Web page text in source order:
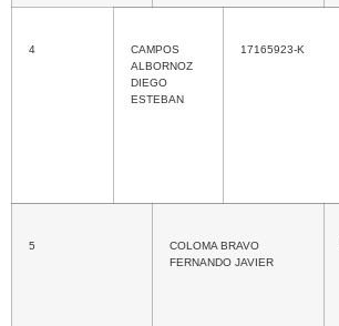
4
CAMPOS
ALBORNOZ
DIEGO
ESTEBAN
17165923-K
5
COLOMA BRAVO
FERNANDO JAVIER